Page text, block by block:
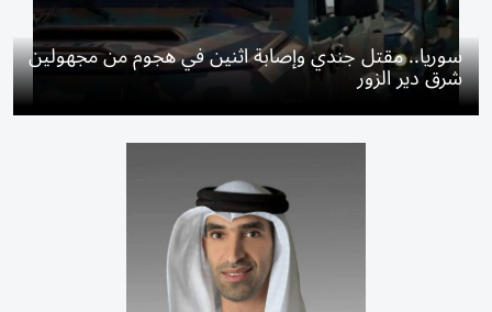
سوريا.. مقتل جندي وإصابة اثنين في هجوم من مجهولين
شرق دير الزور